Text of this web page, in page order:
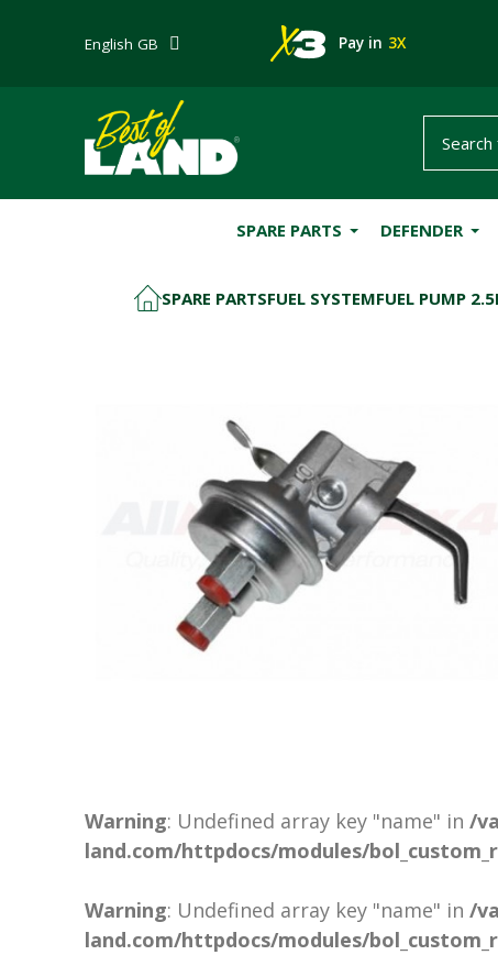
English GB Pay in 3X
SPARE PARTS DEFENDER
SPARE PARTSFUEL SYSTEMFUEL PUMP
Warning: Undefined array key "name" in/
land.com/httpdocs/modules/
Warning: Undefined array key "name" in/
land.com/httpdocs/modules/